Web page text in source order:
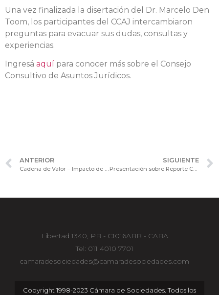
Una vez finalizada la disertación del Dr. Marcelo Den
Toom, los participantes del CCAJ intercambiaron
preguntas para evacuar sus dudas, consultas y
experiencias.
Ingresá aquí para conocer más sobre el Consejo
Consultivo de Asuntos Jurídicos.
ANTERIOR
Cadena de Valor – Impacto de la tecnología y los procesos en el reposicionamiento industrial: Presentación en el Consejo Consultivo de Procesos y Tecnología.
SIGUIENTE
Presentación sobre Reporte Corporativo Ampliado en el CC de Asuntos Contables y Auditoría.
Libertad 1340, PB - C1016ABB - CABA
Tel: 011 4010 7701
camaradesociedades@camaradesociedades.com
Copyright 1998-2023 Cámara de Sociedades. Todos los